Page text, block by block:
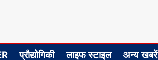
प्रौद्योगिकी लाइफ स्टाइल अन्य खबरें